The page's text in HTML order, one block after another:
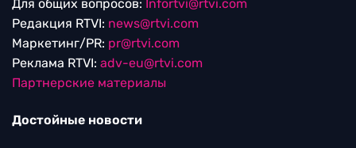
Для общих вопросов: Infortvi@rtvi.com
Редакция RTVI: news@rtvi.com
Маркетинг/PR: pr@rtvi.com
Реклама RTVI: adv-eu@rtvi.com
Партнерские материалы
Достойные новости